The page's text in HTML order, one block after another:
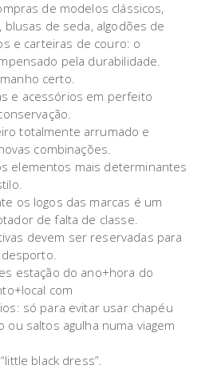
de modelos clássicos,
blusas de seda, algodões de
e carteiras de couro: o
pela durabilidade.
certo.
e acessórios em perfeito
totalmente arrumado e
combinações.
elementos mais determinantes
os logos das marcas é um
de falta de classe.
devem ser reservadas para
estação do ano+hora do
com
só para evitar usar chapéu
saltos agulha numa viagem
black dress”.